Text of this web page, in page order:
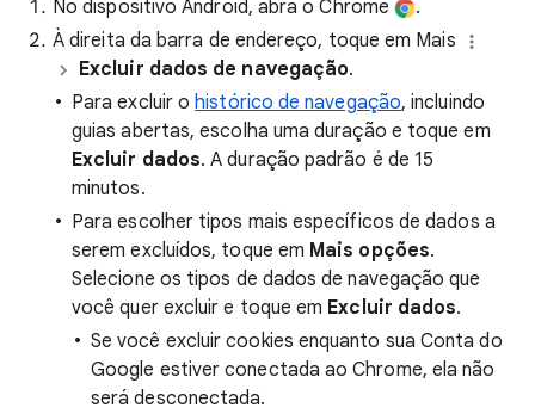
No dispositivo Android, abra o Chrome
.
À direita da barra de endereço, toque em Mais
Excluir dados de navegação.
Para excluir ohistórico de navegação, incluindo
guias abertas, escolha uma duração e toque em
Excluir dados. A duração padrão é de 15
minutos.
Para escolher tipos mais específicos de dados a
serem excluídos, toque em Mais opções.
Selecione os tipos de dados de navegação que
você quer excluir e toque em Excluir dados.
Se você excluir cookies enquanto sua Conta do
Google estiver conectada ao Chrome, ela não
será desconectada.